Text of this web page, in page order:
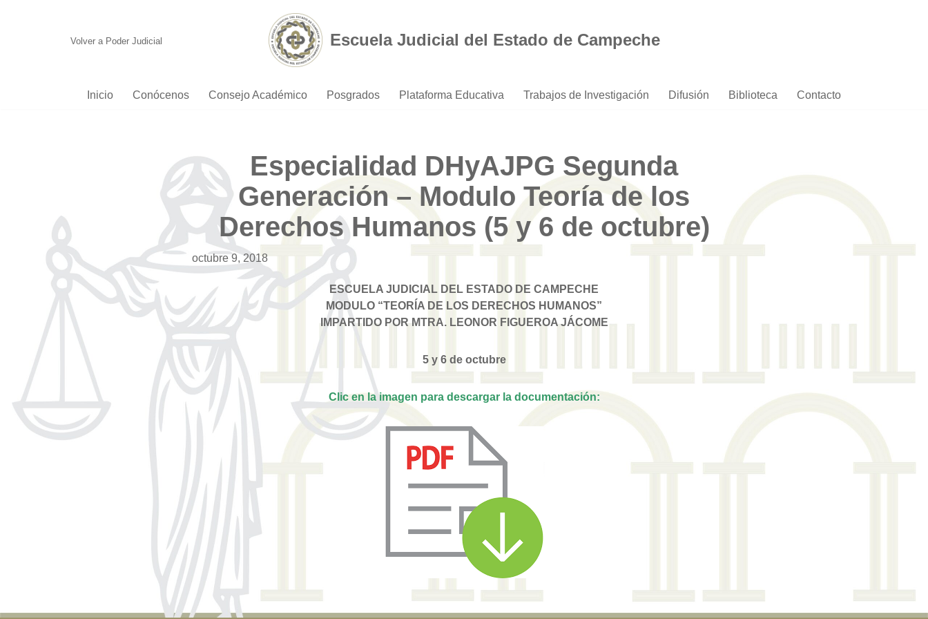
Volver a Poder Judicial Escuela Judicial del Estado de Campeche
Inicio Conócenos Consejo Académico Posgrados Plataforma Educativa Trabajos de Investigación Difusión Biblioteca Contacto
Especialidad DHyAJPG Segunda
Generación – Modulo Teoría de los
Derechos Humanos (5 y 6 de octubre)
octubre 9, 2018
ESCUELA JUDICIAL DEL ESTADO DE CAMPECHE
MODULO “TEORÍA DE LOS DERECHOS HUMANOS”
IMPARTIDO POR MTRA. LEONOR FIGUEROA JÁCOME
5 y 6 de octubre
Clic en la imagen para descargar la documentación: